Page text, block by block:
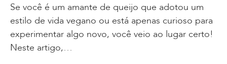
Se você é um amante de queijo que adotou um
estilo de vida vegano ou está apenas curioso para
experimentar algo novo, você veio ao lugar certo!
Neste artigo,…